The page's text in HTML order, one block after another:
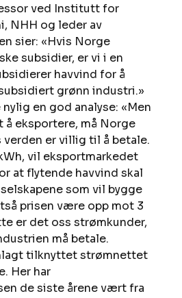
ved Institutt for
NHH og leder av
sier: «Hvis Norge
subsidier, er vi i en
havvind for å
grønn industri.»
nylig en god analyse: «Men
å eksportere, må Norge
verden er villig til å betale.
vil eksportmarkedet
at flytende havvind skal
som vil bygge
prisen være opp mot 3
er det oss strømkunder,
må betale.
tilknyttet strømnettet
Her har
de siste årene vært fra